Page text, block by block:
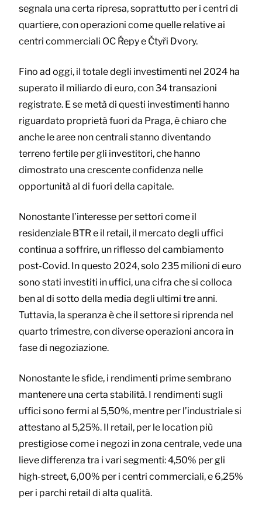
segnala una certa ripresa, soprattutto per i centri di
quartiere, con operazioni come quelle relative ai
centri commerciali OC Řepy e Čtyři Dvory.
Fino ad oggi, il totale degli investimenti nel 2024 ha
superato il miliardo di euro, con 34 transazioni
registrate. E se metà di questi investimenti hanno
riguardato proprietà fuori da Praga, è chiaro che
anche le aree non centrali stanno diventando
terreno fertile per gli investitori, che hanno
dimostrato una crescente confidenza nelle
opportunità al di fuori della capitale.
Nonostante l’interesse per settori come il
residenziale BTR e il retail, il mercato degli uffici
continua a soffrire, un riflesso del cambiamento
post-Covid. In questo 2024, solo 235 milioni di euro
sono stati investiti in uffici, una cifra che si colloca
ben al di sotto della media degli ultimi tre anni.
Tuttavia, la speranza è che il settore si riprenda nel
quarto trimestre, con diverse operazioni ancora in
fase di negoziazione.
Nonostante le sfide, i rendimenti prime sembrano
mantenere una certa stabilità. I rendimenti sugli
uffici sono fermi al 5,50%, mentre per l’industriale si
attestano al 5,25%. Il retail, per le location più
prestigiose come i negozi in zona centrale, vede una
lieve differenza tra i vari segmenti: 4,50% per gli
high-street, 6,00% per i centri commerciali, e 6,25%
per i parchi retail di alta qualità.